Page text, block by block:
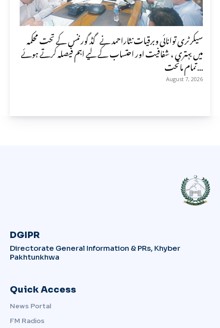
سیکرٹری توانائی وبرقیات نثاراحمد نے گڈ گورننس کے تحت محکمہ
میں بہتری ، شفافیت اور احتساب کے لیے اہم فیصلہ کرتے ہوئے
تمام ماتحت...
August 7, 2026
DGIPR
Directorate General Information & PRs, Khyber
Pakhtunkhwa
Quick Access
News Portal
FM Radios